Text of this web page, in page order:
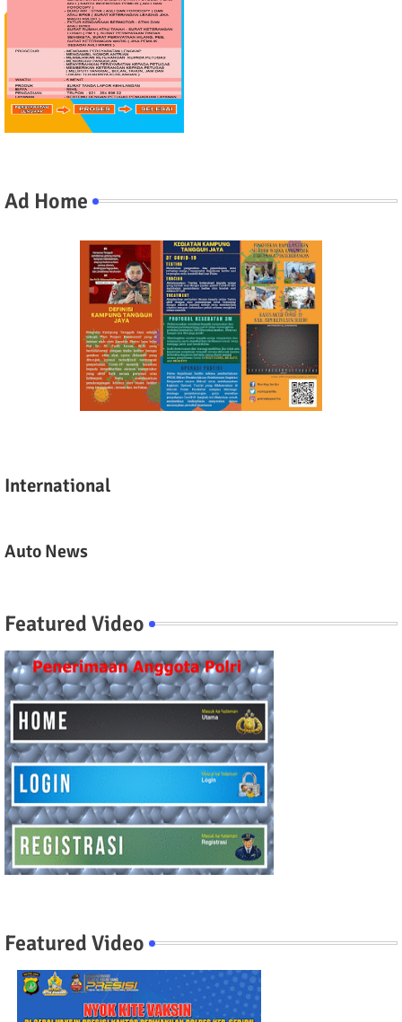
Ad Home
International
Auto News
Featured Video
Featured Video